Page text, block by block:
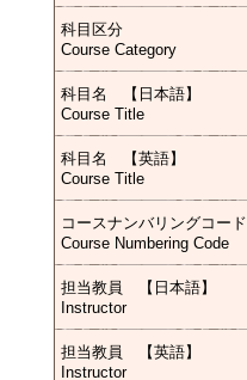
科目区分
Course Category
科目名 【日本語】
Course Title
科目名 【英語】
Course Title
コースナンバリングコード
Course Numbering Code
担当教員 【日本語】
Instructor
担当教員 【英語】
Instructor